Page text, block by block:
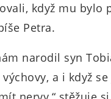
když mu bylo
Petra.
narodil syn
a i když